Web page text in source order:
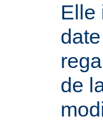
Elle
de